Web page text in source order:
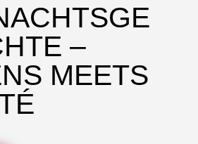
–
MEETS